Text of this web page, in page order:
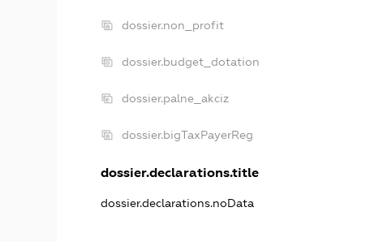
dossier.non_profit
dossier.budget_dotation
dossier.palne_akciz
dossier.bigTaxPayerReg
dossier.declarations.title
dossier.declarations.noData